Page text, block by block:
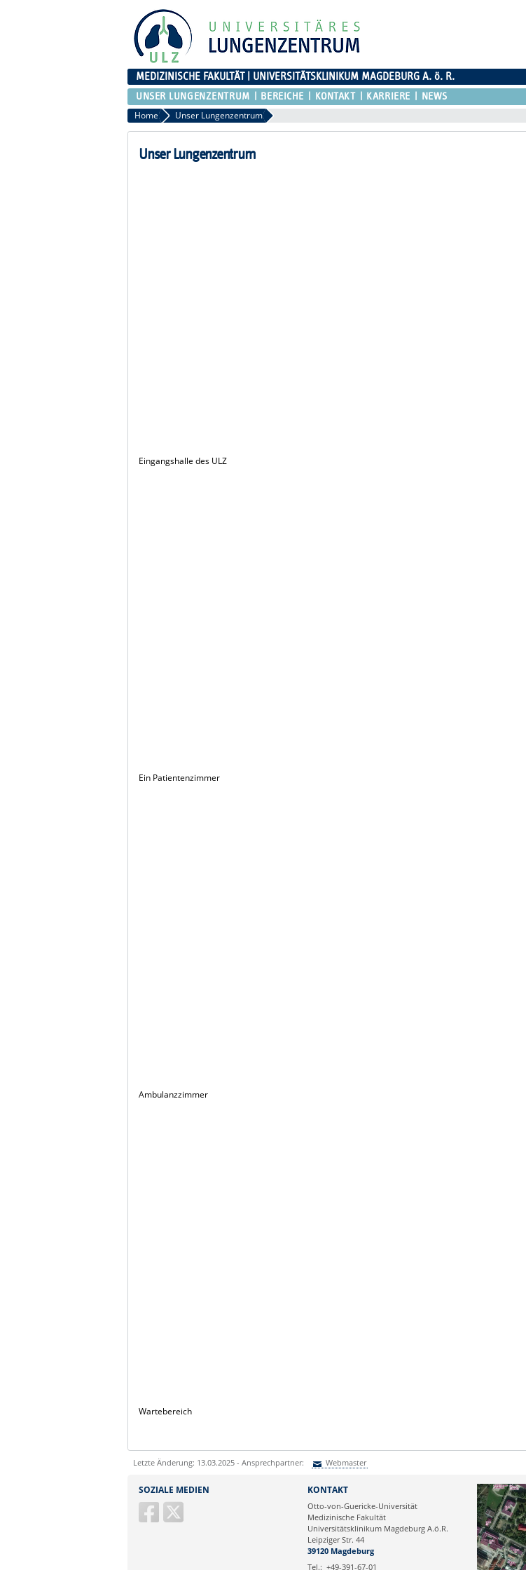
MEDIZINISCHE FAKULTÄT | UNIVERSITÄTSKLINIKUM MAGDEBURG A. ö. R.
UNSER LUNGENZENTRUM BEREICHE KONTAKT KARRIERE NEWS
Home Unser Lungenzentrum
Unser Lungenzentrum
Eingangshalle des ULZ
Ein Patientenzimmer
Ambulanzzimmer
Wartebereich
Letzte Änderung: 13.03.2025 - Ansprechpartner: Webmaster
Ihre E-Mailadresse:
SOZIALE MEDIEN KONTAKT
Otto-von-Guericke-Universität
Medizinische Fakultät
Universitätsklinikum Magdeburg A.ö.R.
Leipziger Str. 44
39120 Magdeburg
Tel.: +49-391-67-01